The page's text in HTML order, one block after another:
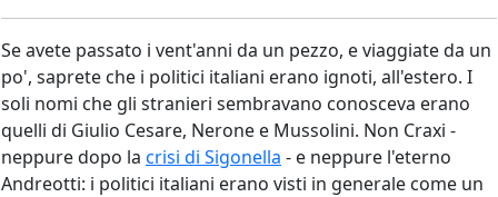
Se avete passato i vent'anni da un pezzo, e viaggiate da un
po', saprete che i politici italiani erano ignoti, all'estero. I
soli nomi che gli stranieri sembravano conosceva erano
quelli di Giulio Cesare, Nerone e Mussolini. Non Craxi -
neppure dopo la crisi di Sigonella - e neppure l'eterno
Andreotti: i politici italiani erano visti in generale come un